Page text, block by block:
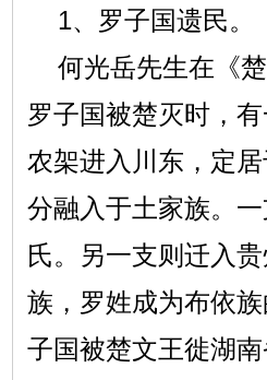
1、罗子国遗民。
何光岳先生在《楚
罗子国被楚灭时，
农架进入川东，定
分融入于土家族。
氏。另一支则迁入
族，罗姓成为布依
子国被楚文王徙湖